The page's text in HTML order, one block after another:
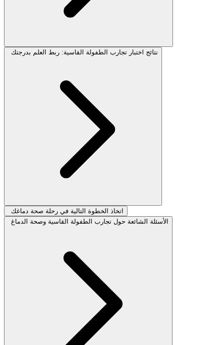
نتائج اختبار تجارب الطفولة القاسية: ربط العلم بدرجتك
اتخاذ الخطوة التالية في رحلة صحة دماغك
الأسئلة الشائعة حول تجارب الطفولة القاسية وصحة الدماغ